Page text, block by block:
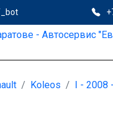
Koleos I - 2008